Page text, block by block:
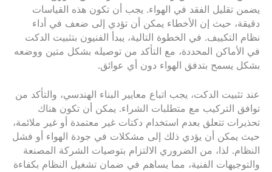
يضمن تقليل الفقد في الهواء. يجب أن تكون هذه القياسات
دقيقة، حيث إن الأخطاء يمكن أن تؤدي إلى ضعف في أداء
نظام التكييف. في الخطوة التالية، يبدأ الفنيون بتثبيت الدكت
في الأماكن المحددة، مع التأكد من توصيله بشكل متين ووضعه
بشكل يسمح بتدفق الهواء دون أي عوائق.
عند تثبيت الدكت، يجب اتباع معايير البناء الهندسي، والتأكد من
توافق التركيب مع متطلبات الشراء. يمكن أن تكون هناك
تحذيرات تتعلق بعدم استخدام دكتات غير معتمدة أو غير ملائمة،
حيث يمكن أن يؤدي ذلك إلى مشكلات في جودة الهواء أو فشل
النظام. لذا، من الضروري الالتزام بتوصيات الشركة المصنعة
والتوجيهات الفنية، مما يساهم في ضمان تشغيل النظام بكفاءة